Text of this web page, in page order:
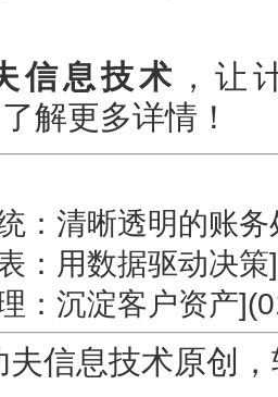
信息技术 ，让
了解更多详情！
：清晰透明的账
：用数据驱动决
：沉淀客户资产
夫信息技术原创